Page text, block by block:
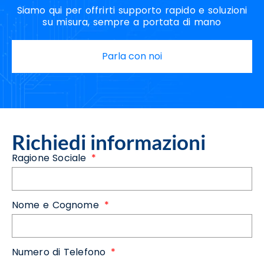
Siamo qui per offrirti supporto rapido e soluzioni
su misura, sempre a portata di mano
Parla con noi
Richiedi informazioni
Ragione Sociale
Nome e Cognome
Numero di Telefono